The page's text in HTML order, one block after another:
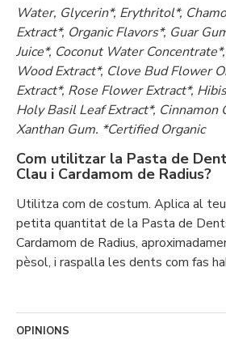
Water, Glycerin*, Erythritol*,
Extract*, Organic Flavors*, Guar
Juice*, Coconut Water
Wood Extract*, Clove Bud Flower
Extract*, Rose Flower Extract*,
Holy Basil Leaf Extract*, Cinnamon
Xanthan Gum. *Certified Organic
Com utilitzar la Pasta de
Clau i Cardamom de Radius?
Utilitza com de costum. Aplica al
petita quantitat de la Pasta de
Cardamom de Radius,
pèsol, i raspalla les dents com fas
OPINIONS